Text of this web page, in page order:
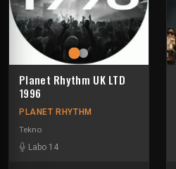
Planet Rhythm UK LTD
1996
PLANET RHYTHM
Tekno
Labo 14